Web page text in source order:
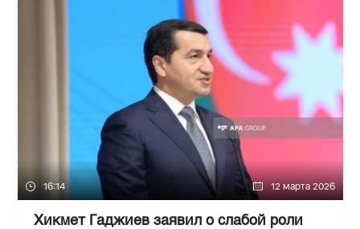
16:14 12 марта 2026
Хикмет Гаджиев заявил о слабой роли